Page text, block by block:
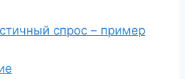
спрос – пример